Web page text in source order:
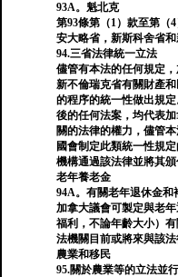
93A。魁北克
第93條第（1）款至第（
安大略省，新斯科舍省
94.三省法律統一立法
儘管有本法的任何規定
新不倫瑞克省有關財產
的程序的統一性做出規
後的任何法案，均代表
關的法律的權力，儘管
國會制定此類統一性規
機構通過該法律並將其頒
老年養老金
94A。有關老年退休金和
加拿大議會可製定與老
福利，不論年齡大小）
法機關目前或將來與該法
農業和移民
95.關於農業等的立法並